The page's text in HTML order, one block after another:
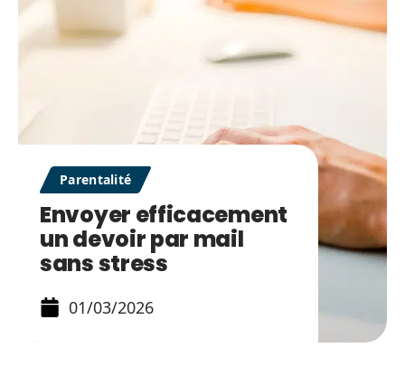
Parentalité
Envoyer efficacement
un devoir par mail
sans stress
01/03/2026